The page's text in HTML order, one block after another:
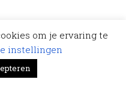
om je ervaring te
instellingen